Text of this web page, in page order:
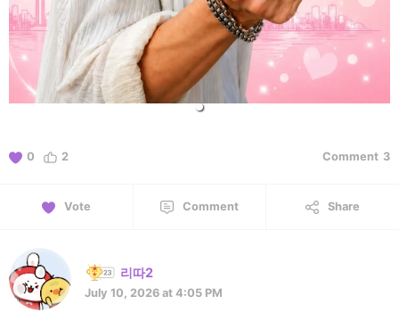
0 2 Comment 3
Vote Comment Share
리따2
July 10, 2026 at 4:05 PM